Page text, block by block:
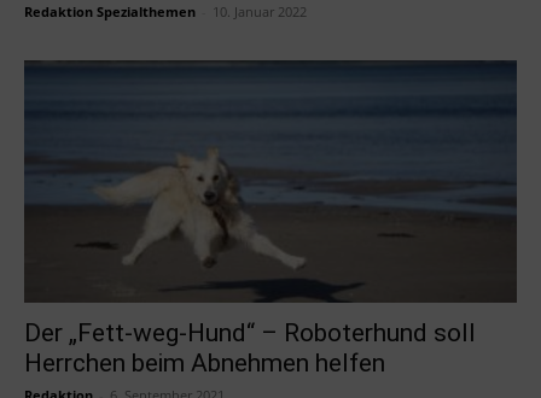
Redaktion Spezialthemen 10. Januar 2022
Der „Fett-weg-Hund“ – Roboterhund soll
Herrchen beim Abnehmen helfen